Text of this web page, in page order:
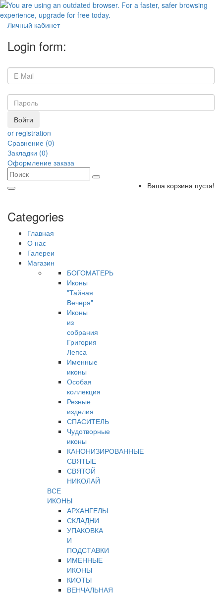
Личный кабинет
Login form:
Войти
or registration
Сравнение (0)
Закладки (0)
Оформление заказа
Ваша корзина пуста!
Categories
Главная
О нас
Галереи
Магазин
БОГОМАТЕРЬ
Иконы
"Тайная
Вечеря"
Иконы
из
собрания
Григория
Лепса
Именные
иконы
Особая
коллекция
Резные
изделия
СПАСИТЕЛЬ
Чудотворные
иконы
КАНОНИЗИРОВАННЫЕ
СВЯТЫЕ
СВЯТОЙ
НИКОЛАЙ
ВСЕ
ИКОНЫ
АРХАНГЕЛЫ
СКЛАДНИ
УПАКОВКА
И
ПОДСТАВКИ
ИМЕННЫЕ
ИКОНЫ
КИОТЫ
ВЕНЧАЛЬНАЯ